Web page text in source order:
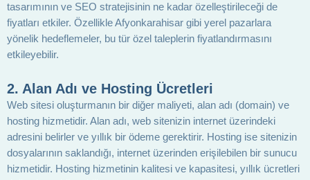
tasarımının ve SEO stratejisinin ne kadar özelleştirileceği de
fiyatları etkiler. Özellikle Afyonkarahisar gibi yerel pazarlara
yönelik hedeflemeler, bu tür özel taleplerin fiyatlandırmasını
etkileyebilir.
2. Alan Adı ve Hosting Ücretleri
Web sitesi oluşturmanın bir diğer maliyeti, alan adı (domain) ve
hosting hizmetidir. Alan adı, web sitenizin internet üzerindeki
adresini belirler ve yıllık bir ödeme gerektirir. Hosting ise sitenizin
dosyalarının saklandığı, internet üzerinden erişilebilen bir sunucu
hizmetidir. Hosting hizmetinin kalitesi ve kapasitesi, yıllık ücretleri